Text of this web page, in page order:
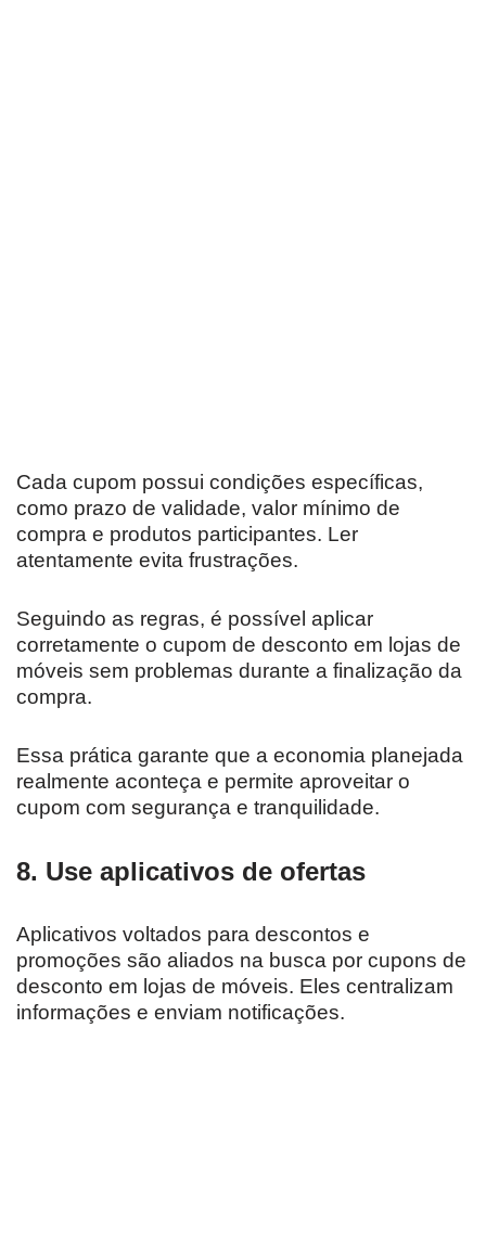
Cada cupom possui condições específicas,
como prazo de validade, valor mínimo de
compra e produtos participantes. Ler
atentamente evita frustrações.
Seguindo as regras, é possível aplicar
corretamente o cupom de desconto em lojas de
móveis sem problemas durante a finalização da
compra.
Essa prática garante que a economia planejada
realmente aconteça e permite aproveitar o
cupom com segurança e tranquilidade.
8. Use aplicativos de ofertas
Aplicativos voltados para descontos e
promoções são aliados na busca por cupons de
desconto em lojas de móveis. Eles centralizam
informações e enviam notificações.